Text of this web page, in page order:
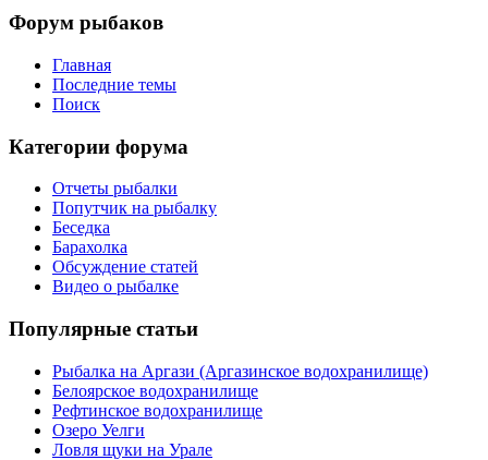
Форум рыбаков
Главная
Последние темы
Поиск
Категории форума
Отчеты рыбалки
Попутчик на рыбалку
Беседка
Барахолка
Обсуждение статей
Видео о рыбалке
Популярные статьи
Рыбалка на Аргази (Аргазинское водохранилище)
Белоярское водохранилище
Рефтинское водохранилище
Озеро Уелги
Ловля щуки на Урале